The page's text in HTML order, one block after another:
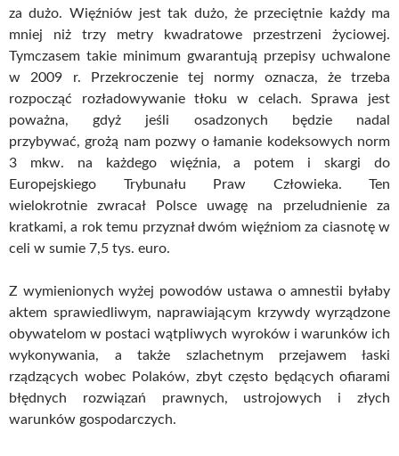
za dużo. Więźniów jest tak dużo, że przeciętnie każdy ma
mniej niż trzy metry kwadratowe przestrzeni życiowej.
Tymczasem takie minimum gwarantują przepisy uchwalone
w 2009 r. Przekroczenie tej normy oznacza, że trzeba
rozpocząć rozładowywanie tłoku w celach. Sprawa jest
poważna, gdyż jeśli osadzonych będzie nadal
przybywać, grożą nam pozwy o łamanie kodeksowych norm
3 mkw. na każdego więźnia, a potem i skargi do
Europejskiego Trybunału Praw Człowieka. Ten
wielokrotnie zwracał Polsce uwagę na przeludnienie za
kratkami, a rok temu przyznał dwóm więźniom za ciasnotę w
celi w sumie 7,5 tys. euro.
Z wymienionych wyżej powodów ustawa o amnestii byłaby
aktem sprawiedliwym, naprawiającym krzywdy wyrządzone
obywatelom w postaci wątpliwych wyroków i warunków ich
wykonywania, a także szlachetnym przejawem łaski
rządzących wobec Polaków, zbyt często będących ofiarami
błędnych rozwiązań prawnych, ustrojowych i złych
warunków gospodarczych.